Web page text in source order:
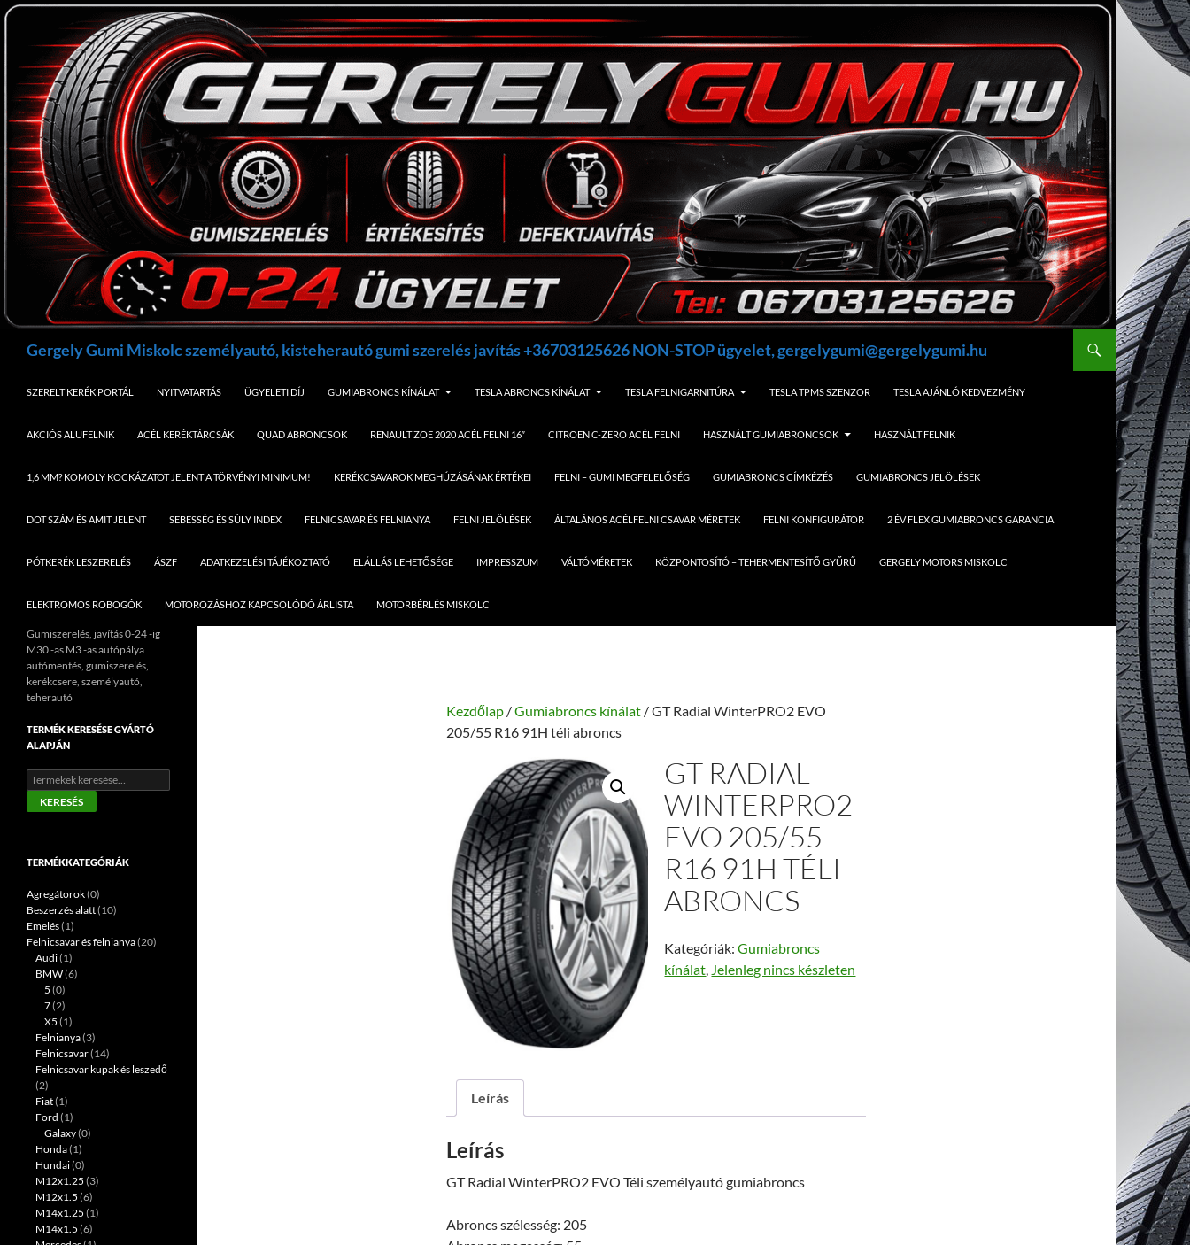
Kilépés
tartalomba
Gergely Gumi Miskolc személyautó, kisteherautó gumi szerelés javítás +36703125626 NON-STOP ügyelet, gergelygumi@gergelygumi.hu
SZERELT KERÉK PORTÁL NYITVATARTÁS ÜGYELETI DÍJ GUMIABRONCS KÍNÁLAT TESLA ABRONCS KÍNÁLAT TESLA FELNIGARNITÚRA TESLA TPMS SZENZOR TESLA AJÁNLÓ KEDVEZMÉNY
AKCIÓS ALUFELNIK ACÉL KERÉKTÁRCSÁK QUAD ABRONCSOK RENAULT ZOE 2020 ACÉL FELNI 16″ CITROEN C-ZERO ACÉL FELNI HASZNÁLT GUMIABRONCSOK HASZNÁLT FELNIK
1,6 MM? KOMOLY KOCKÁZATOT JELENT A TÖRVÉNYI MINIMUM! KERÉKCSAVAROK MEGHÚZÁSÁNAK ÉRTÉKEI FELNI – GUMI MEGFELELŐSÉG GUMIABRONCS CÍMKÉZÉS GUMIABRONCS JELÖLÉSEK
DOT SZÁM ÉS AMIT JELENT SEBESSÉG ÉS SÚLY INDEX FELNICSAVAR ÉS FELNIANYA FELNI JELÖLÉSEK ÁLTALÁNOS ACÉLFELNI CSAVAR MÉRETEK FELNI KONFIGURÁTOR 2 ÉV FLEX GUMIABRONCS GARANCIA
PÓTKERÉK LESZERELÉS ÁSZF ADATKEZELÉSI TÁJÉKOZTATÓ ELÁLLÁS LEHETŐSÉGE IMPRESSZUM VÁLTÓMÉRETEK KÖZPONTOSÍTÓ – TEHERMENTESÍTŐ GYŰRŰ GERGELY MOTORS MISKOLC
ELEKTROMOS ROBOGÓK MOTOROZÁSHOZ KAPCSOLÓDÓ ÁRLISTA MOTORBÉRLÉS MISKOLC
Kezdőlap /Gumiabroncs kínálat / GT Radial WinterPRO2 EVO
205/55 R16 91H téli abroncs
GT RADIAL
WINTERPRO2
EVO 205/55
R16 91H TÉLI
ABRONCS
Kategóriák:Gumiabroncs
kínálat, Jelenleg nincs készleten
Leírás
Leírás
GT Radial WinterPRO2 EVO Téli személyautó gumiabroncs
Abroncs szélesség: 205
Gumiszerelés, javítás 0-24 -ig
M30 -as M3 -as autópálya
autómentés, gumiszerelés,
kerékcsere, személyautó,
teherautó
TERMÉK KERESÉSE GYÁRTÓ
ALAPJÁN
Keresés
a
következőre:
KERESÉS
TERMÉKKATEGÓRIÁK
Agregátorok(0)
Beszerzés alatt(10)
Emelés(1)
Felnicsavar és felnianya(20)
Audi(1)
BMW(6)
5 (0)
7(2)
X5 (1)
Felnianya(3)
Felnicsavar(14)
Felnicsavar kupak és leszedő
(2)
Fiat(1)
Ford (1)
Galaxy(0)
Honda(1)
Hundai(0)
M12x1.25 (3)
M12x1.5 (6)
M14x1.25 (1)
M14x1.5 (6)